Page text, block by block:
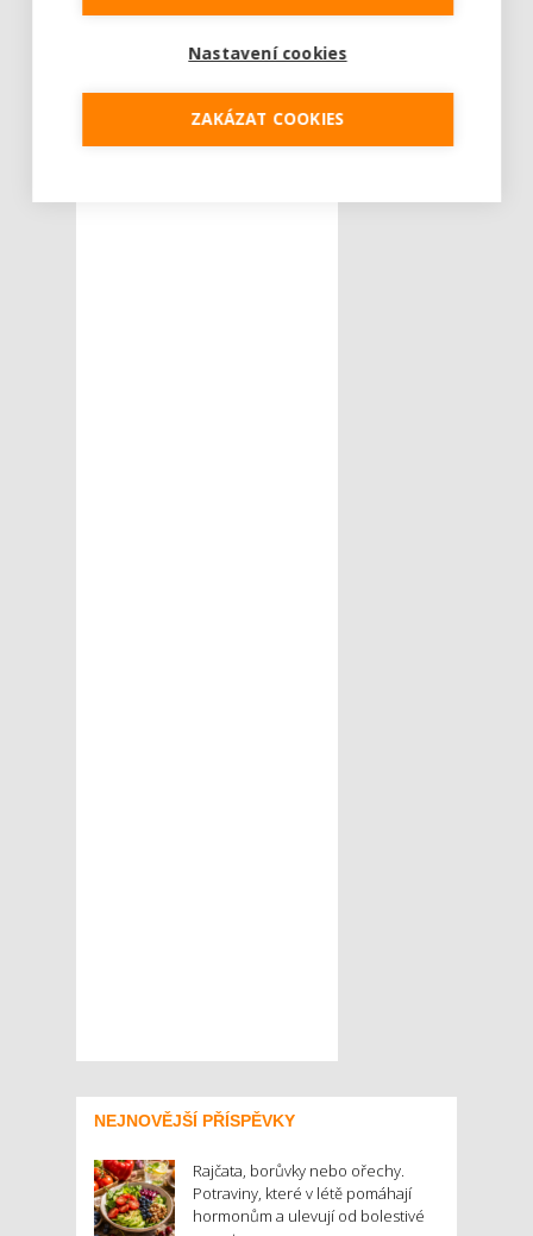
NEJNOVĚJŠÍ PŘÍSPĚVKY
Rajčata, borůvky nebo ořechy.
Potraviny, které v létě pomáhají
hormonům a ulevují od bolestivé
Nastavení cookies
ZAKÁZAT COOKIES